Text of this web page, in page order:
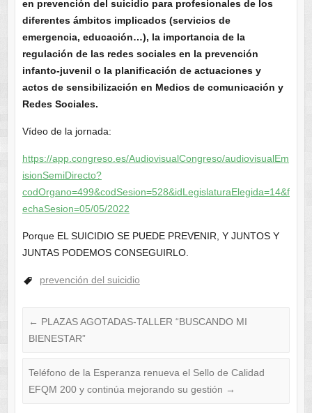
en prevención del suicidio para profesionales de los
diferentes ámbitos implicados (servicios de
emergencia, educación…), la importancia de la
regulación de las redes sociales en la prevención
infanto-juvenil o la planificación de actuaciones y
actos de sensibilización en Medios de comunicación y
Redes Sociales.
Vídeo de la jornada:
https://app.congreso.es/AudiovisualCongreso/audiovisualEm
isionSemiDirecto?
codOrgano=499&codSesion=528&idLegislaturaElegida=14&f
echaSesion=05/05/2022
Porque EL SUICIDIO SE PUEDE PREVENIR, Y JUNTOS Y
JUNTAS PODEMOS CONSEGUIRLO.
prevención del suicidio
← PLAZAS AGOTADAS-TALLER “BUSCANDO MI
BIENESTAR”
Teléfono de la Esperanza renueva el Sello de Calidad
EFQM 200 y continúa mejorando su gestión →